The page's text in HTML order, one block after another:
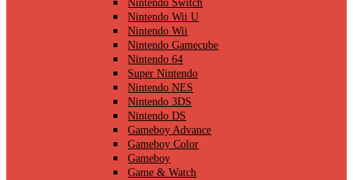
Nintendo Switch
Nintendo Wii U
Nintendo Wii
Nintendo Gamecube
Nintendo 64
Super Nintendo
Nintendo NES
Nintendo 3DS
Nintendo DS
Gameboy Advance
Gameboy Color
Gameboy
Game & Watch